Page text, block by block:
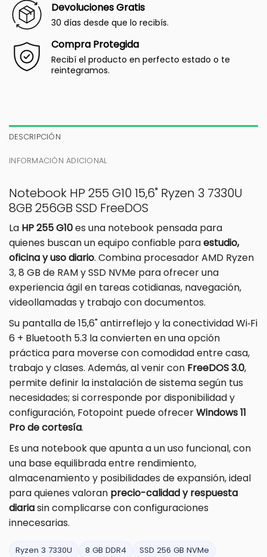
Devoluciones Gratis
30 días desde que lo recibís.
Compra Protegida
Recibí el producto en perfecto estado o te
reintegramos.
DESCRIPCIÓN
INFORMACIÓN ADICIONAL
Notebook HP 255 G10 15,6" Ryzen 3 7330U
8GB 256GB SSD FreeDOS
La HP 255 G10es una notebook pensada para
quienes buscan un equipo confiable paraestudio,
oficina y uso diario. Combina procesador AMD Ryzen
3, 8 GB de RAM y SSD NVMe para ofrecer una
experiencia ágil en tareas cotidianas, navegación,
videollamadas y trabajo con documentos.
Su pantalla de 15,6" antirreflejo y la conectividad Wi‑Fi
6 + Bluetooth 5.3 la convierten en una opción
práctica para moverse con comodidad entre casa,
trabajo y clases. Además, al venir con FreeDOS 3.0,
permite definir la instalación de sistema según tus
necesidades; si corresponde por disponibilidad y
configuración, Fotopoint puede ofrecerWindows 11
Pro de cortesía.
Es una notebook que apunta a un uso funcional, con
una base equilibrada entre rendimiento,
almacenamiento y posibilidades de expansión, ideal
para quienes valoran precio-calidad y respuesta
diariasin complicarse con configuraciones
innecesarias.
Ryzen 3 7330U 8 GB DDR4 SSD 256 GB NVMe